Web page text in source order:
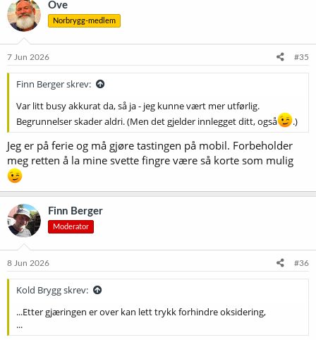
Ove
Norbrygg-medlem
7 Jun 2026 #35
Finn Berger skrev:
Var litt busy akkurat da, så ja - jeg kunne vært mer utførlig.
Begrunnelser skader aldri. (Men det gjelder innlegget ditt, også
.)
Jeg er på ferie og må gjøre tastingen på mobil. Forbeholder
meg retten å la mine svette fingre være så korte som mulig
Finn Berger
Moderator
8 Jun 2026 #36
Kold Brygg skrev:
...Etter gjæringen er over kan lett trykk forhindre oksidering,
...